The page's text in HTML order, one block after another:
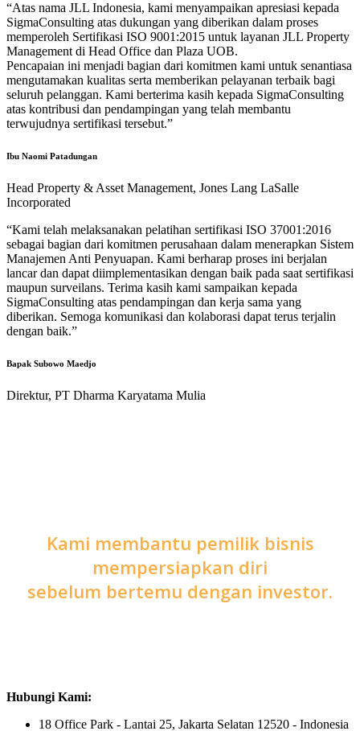
“Atas nama JLL Indonesia, kami menyampaikan apresiasi kepada
SigmaConsulting atas dukungan yang diberikan dalam proses
memperoleh Sertifikasi ISO 9001:2015 untuk layanan JLL Property
Management di Head Office dan Plaza UOB.
Pencapaian ini menjadi bagian dari komitmen kami untuk senantiasa
mengutamakan kualitas serta memberikan pelayanan terbaik bagi
seluruh pelanggan. Kami berterima kasih kepada SigmaConsulting
atas kontribusi dan pendampingan yang telah membantu
terwujudnya sertifikasi tersebut.”
Ibu Naomi Patadungan
Head Property & Asset Management, Jones Lang LaSalle
Incorporated
“Kami telah melaksanakan pelatihan sertifikasi ISO 37001:2016
sebagai bagian dari komitmen perusahaan dalam menerapkan Sistem
Manajemen Anti Penyuapan. Kami berharap proses ini berjalan
lancar dan dapat diimplementasikan dengan baik pada saat sertifikasi
maupun surveilans. Terima kasih kami sampaikan kepada
SigmaConsulting atas pendampingan dan kerja sama yang
diberikan. Semoga komunikasi dan kolaborasi dapat terus terjalin
dengan baik.”
Bapak Subowo Maedjo
Direktur, PT Dharma Karyatama Mulia
Kami membantu pemilik bisnis
mempersiapkan diri
sebelum bertemu dengan investor.
Hubungi Kami:
18 Office Park - Lantai 25, Jakarta Selatan 12520 - Indonesia